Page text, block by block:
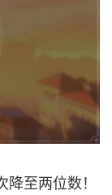
降至两位数！